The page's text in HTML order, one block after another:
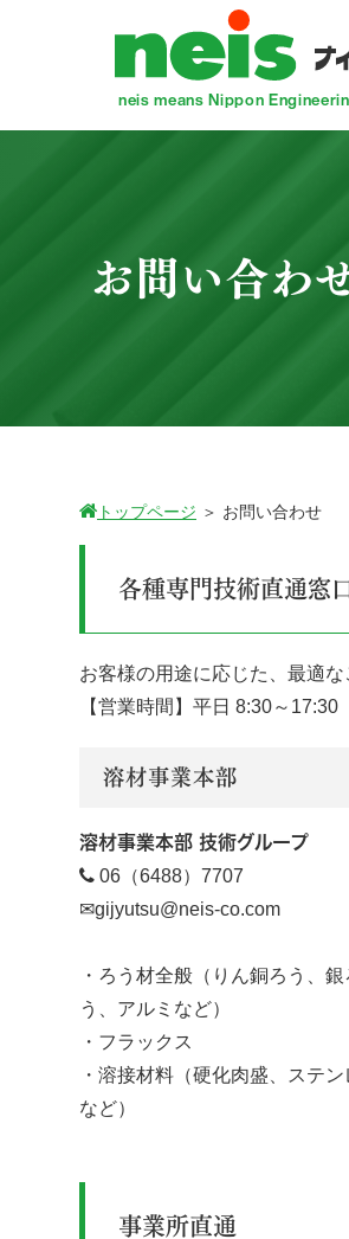
neis means Nippon
お問い合わ
トップページ ＞ お問い合わせ
各種専門技術直通窓
お客様の用途に応じた、最適
【営業時間】平日 8:30～17:30
溶材事業本部
溶材事業本部 技術グループ
 06（6488）7707
✉gijyutsu@neis-co.com
・ろう材全般 （りん銅ろう、銀
う、アルミなど）
・フラックス
・溶接材料（硬化肉盛、ステン
など）
事業所直通